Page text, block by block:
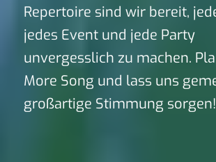
Repertoire sind wir bereit,
jedes Event und jede Party
unvergesslich zu machen.
More Song und lass uns
großartige Stimmung sorgen!